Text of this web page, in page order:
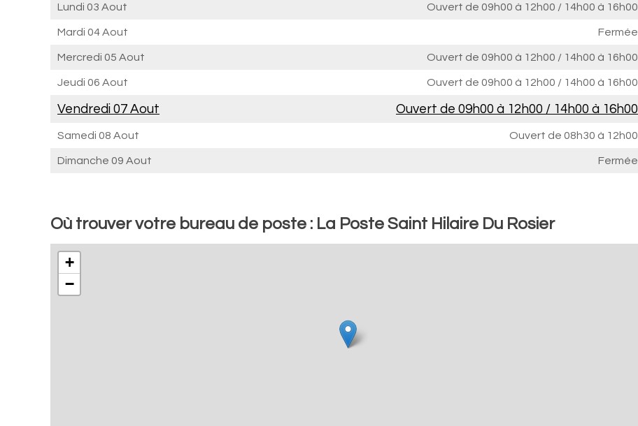
Lundi 03 Aout Ouvert de 09h00 à 12h00 / 14h00 à 16h00
Mardi 04 Aout Fermée
Mercredi 05 Aout Ouvert de 09h00 à 12h00 / 14h00 à 16h00
Jeudi 06 Aout Ouvert de 09h00 à 12h00 / 14h00 à 16h00
Vendredi 07 Aout Ouvert de 09h00 à 12h00 / 14h00 à 16h00
Samedi 08 Aout Ouvert de 08h30 à 12h00
Dimanche 09 Aout Fermée
Où trouver votre bureau de poste : La Poste Saint Hilaire Du Rosier
+
−